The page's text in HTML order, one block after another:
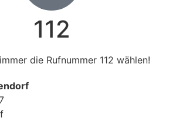
112
die Rufnummer 112 wählen!